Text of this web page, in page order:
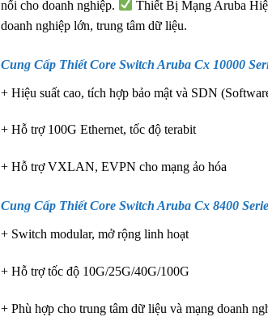
nối cho doanh nghiệp.
Thiết Bị Mạng Aruba
doanh nghiệp lớn, trung tâm dữ liệu.
Cung Cấp Thiết Core Switch Aruba Cx 10000
+ Hiệu suất cao, tích hợp bảo mật và SDN
+ Hỗ trợ 100G Ethernet, tốc độ terabit
+ Hỗ trợ VXLAN, EVPN cho mạng ảo hóa
Cung Cấp Thiết Core Switch Aruba Cx 8400
+ Switch modular, mở rộng linh hoạt
+ Hỗ trợ tốc độ 10G/25G/40G/100G
+ Phù hợp cho trung tâm dữ liệu và mạng doanh